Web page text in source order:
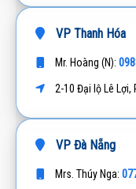
VP Thanh Hóa
Mr. Hoàng (N):
2-10 Đại lộ Lê Lợi,
VP Đà Nẵng
Mrs. Thúy Nga: